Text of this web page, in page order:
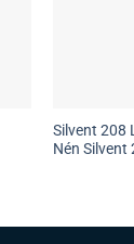
Silvent 208
Nén Silvent